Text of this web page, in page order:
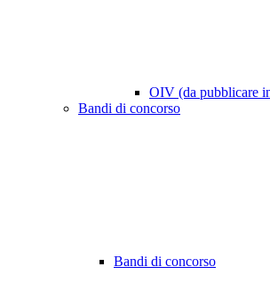
OIV (da pubblicare
Bandi di concorso
Bandi di concorso